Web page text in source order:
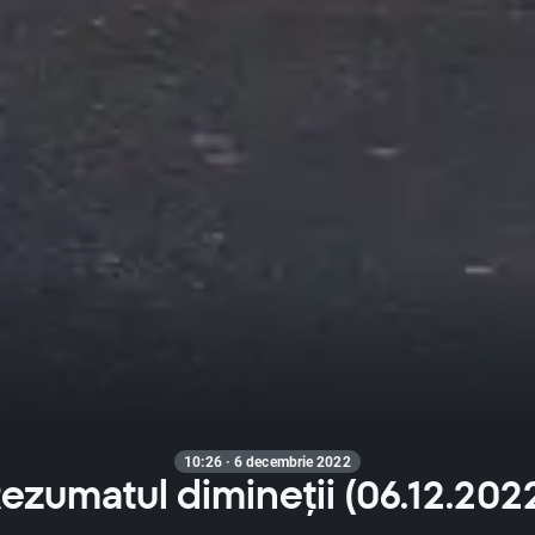
10:26 · 6 decembrie 2022
dimineții